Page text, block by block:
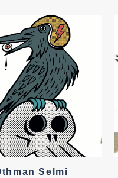
rare sur la vie sous
guerre et d’exil. Diala
de témoigner, elle
mémoire partagée.
♦Accéder au
Selmi